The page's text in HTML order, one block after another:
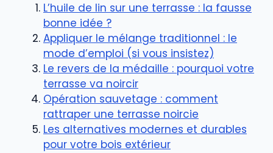
L’huile de lin sur une terrasse : la fausse
bonne idée ?
Appliquer le mélange traditionnel : le
mode d’emploi (si vous insistez)
Le revers de la médaille : pourquoi votre
terrasse va noircir
Opération sauvetage : comment
rattraper une terrasse noircie
Les alternatives modernes et durables
pour votre bois extérieur